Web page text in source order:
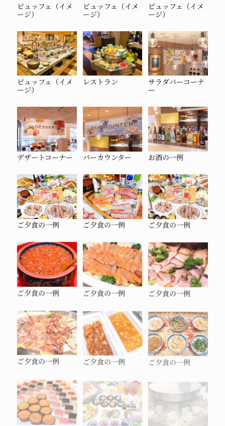
ビュッフェ（イメ
ージ）
ビュッフェ（イメ
ージ）
ビュッフェ（イメ
ージ）
ビュッフェ（イメ
ージ）
レストラン
サラダバーコーナ
ー
デザートコーナー バーカウンター お酒の一例
ご夕食の一例 ご夕食の一例 ご夕食の一例
ご夕食の一例 ご夕食の一例 ご夕食の一例
ご夕食の一例 ご夕食の一例 ご夕食の一例